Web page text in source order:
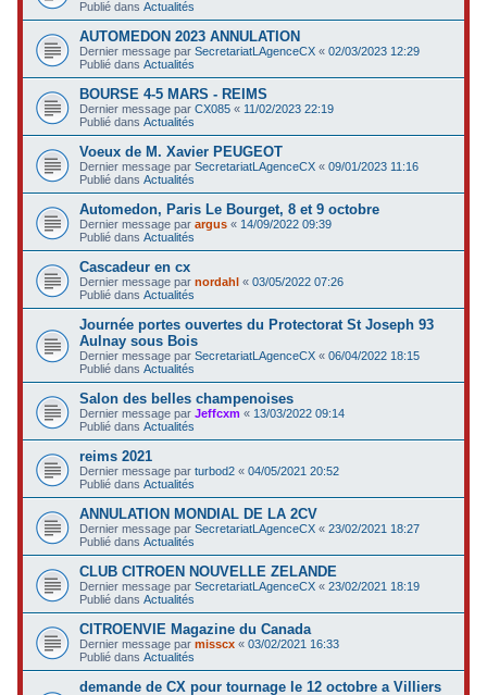
Publié dansActualités
AUTOMEDON 2023 ANNULATION
Dernier message parSecretariatLAgenceCX «02/03/2023 12:29
Publié dansActualités
BOURSE 4-5 MARS - REIMS
Dernier message parCX085 « 11/02/2023 22:19
Publié dansActualités
Voeux de M. Xavier PEUGEOT
Dernier message parSecretariatLAgenceCX «09/01/2023 11:16
Publié dansActualités
Automedon, Paris Le Bourget, 8 et 9 octobre
Dernier message parargus « 14/09/2022 09:39
Publié dansActualités
Cascadeur en cx
Dernier message parnordahl «03/05/2022 07:26
Publié dansActualités
Journée portes ouvertes du Protectorat St Joseph 93
Aulnay sous Bois
Dernier message parSecretariatLAgenceCX «06/04/2022 18:15
Publié dansActualités
Salon des belles champenoises
Dernier message parJeffcxm « 13/03/2022 09:14
Publié dansActualités
reims 2021
Dernier message parturbod2 «04/05/2021 20:52
Publié dansActualités
ANNULATION MONDIAL DE LA 2CV
Dernier message parSecretariatLAgenceCX «23/02/2021 18:27
Publié dansActualités
CLUB CITROEN NOUVELLE ZELANDE
Dernier message parSecretariatLAgenceCX «23/02/2021 18:19
Publié dansActualités
CITROENVIE Magazine du Canada
Dernier message parmisscx «03/02/2021 16:33
Publié dansActualités
demande de CX pour tournage le 12 octobre a Villiers